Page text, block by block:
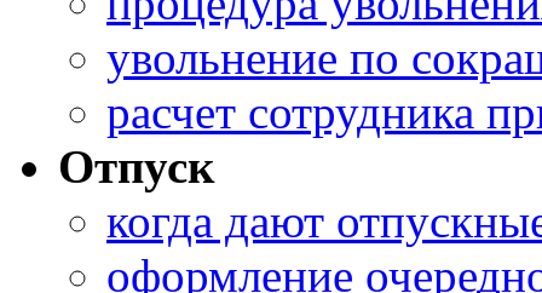
увольнение по
расчет сотрудника
Отпуск
когда дают
оформление